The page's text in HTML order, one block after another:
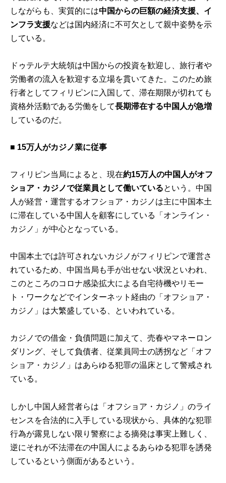
しながらも、実質的には中国からの巨額の経済支援、イ
ンフラ支援などは国内経済に不可欠として親中姿勢を示
している。
ドゥテルテ大統領は中国からの投資を歓迎し、旅行者や
労働者の流入を歓迎する立場を貫いてきた。このため旅
行者としてフィリピンに入国して、滞在期限が切れても
資格外活動である労働をして長期滞在する中国人が急増
しているのだ。
■ 15万人がカジノ業に従事
フィリピン当局によると、現在約15万人の中国人がオフ
ショア・カジノで従業員として働いているという。中国
人が経営・運営するオフショア・カジノは主に中国本土
に滞在している中国人を顧客にしている「オンライン・
カジノ」が中心となっている。
中国本土では許可されないカジノがフィリピンで運営さ
れているため、中国当局も手が出せない状況といわれ、
このところのコロナ感染拡大による自宅待機やリモー
ト・ワークなどでインターネット経由の「オフショア・
カジノ」は大繁盛している、といわれている。
カジノでの借金・負債問題に加えて、売春やマネーロン
ダリング、そして負債者、従業員同士の誘拐など「オフ
ショア・カジノ」はあらゆる犯罪の温床として警戒され
ている。
しかし中国人経営者らは「オフショア・カジノ」のライ
センスを合法的に入手している現状から、具体的な犯罪
行為が露見しない限り警察による摘発は事実上難しく、
逆にそれが不法滞在の中国人によるあらゆる犯罪を誘発
しているという側面があるという。